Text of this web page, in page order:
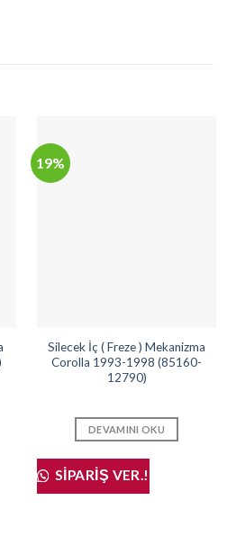
19%
Silecek İç ( Freze ) Mekanizma
Corolla 1993-1998 (85160-
12790)
DEVAMINI OKU
SIPARIŞ VER.!